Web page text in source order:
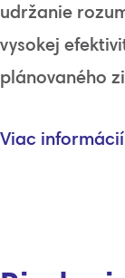
udržanie
vysokej
plánovaného
Viac informácií